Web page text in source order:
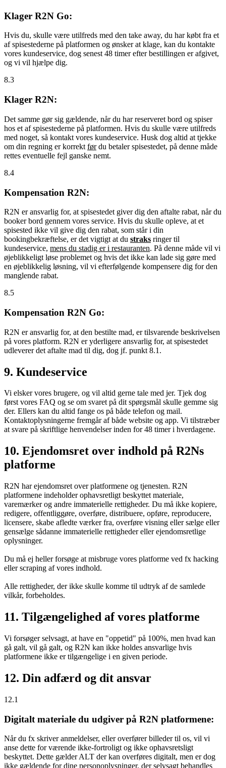
Klager R2N Go:
Hvis du, skulle være utilfreds med den take away, du har købt fra et
af spisestederne på platformen og ønsker at klage, kan du kontakte
vores kundeservice, dog senest 48 timer efter bestillingen er afgivet,
og vi vil hjælpe dig.
8.3
Klager R2N:
Det samme gør sig gældende, når du har reserveret bord og spiser
hos et af spisestederne på platformen. Hvis du skulle være utilfreds
med noget, så kontakt vores kundeservice. Husk dog altid at tjekke
om din regning er korrekt førdu betaler spisestedet, på denne måde
rettes eventuelle fejl ganske nemt.
8.4
Kompensation R2N:
R2N er ansvarlig for, at spisestedet giver dig den aftalte rabat, når du
booker bord gennem vores service. Hvis du skulle opleve, at et
spisested ikke vil give dig den rabat, som står i din
bookingbekræftelse, er det vigtigt at du straks ringer til
kundeservice, mens du stadig er i restauranten. På denne måde vil vi
øjeblikkeligt løse problemet og hvis det ikke kan lade sig gøre med
en øjeblikkelig løsning, vil vi efterfølgende kompensere dig for den
manglende rabat.
8.5
Kompensation R2N Go:
R2N er ansvarlig for, at den bestilte mad, er tilsvarende beskrivelsen
på vores platform. R2N er yderligere ansvarlig for, at spisestedet
udleverer det aftalte mad til dig, dog jf. punkt 8.1.
9. Kundeservice
Vi elsker vores brugere, og vil altid gerne tale med jer. Tjek dog
først vores FAQ og se om svaret på dit spørgsmål skulle gemme sig
der. Ellers kan du altid fange os på både telefon og mail.
Kontaktoplysningerne fremgår af både website og app. Vi tilstræber
at svare på skriftlige henvendelser inden for 48 timer i hverdagene.
10. Ejendomsret over indhold på R2Ns
platforme
R2N har ejendomsret over platformene og tjenesten. R2N
platformene indeholder ophavsretligt beskyttet materiale,
varemærker og andre immaterielle rettigheder. Du må ikke kopiere,
redigere, offentliggøre, overføre, distribuere, opføre, reproducere,
licensere, skabe afledte værker fra, overføre visning eller sælge eller
gensælge sådanne immaterielle rettigheder eller ejendomsretlige
oplysninger.
Du må ej heller forsøge at misbruge vores platforme ved fx hacking
eller scraping af vores indhold.
Alle rettigheder, der ikke skulle komme til udtryk af de samlede
vilkår, forbeholdes.
11. Tilgængelighed af vores platforme
Vi forsøger selvsagt, at have en "oppetid" på 100%, men hvad kan
gå galt, vil gå galt, og R2N kan ikke holdes ansvarlige hvis
platformene ikke er tilgængelige i en given periode.
12. Din adfærd og dit ansvar
12.1
Digitalt materiale du udgiver på R2N platformene:
Når du fx skriver anmeldelser, eller overfører billeder til os, vil vi
anse dette for værende ikke-fortroligt og ikke ophavsretsligt
beskyttet. Dette gælder ALT der kan overføres digitalt, men er dog
ikke gældende for dine personoplysninger, der selvsagt behandles